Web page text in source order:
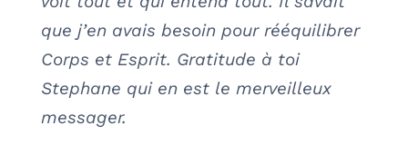
que j’en avais besoin pour rééquilibrer
Corps et Esprit. Gratitude à toi
Stephane qui en est le merveilleux
messager.